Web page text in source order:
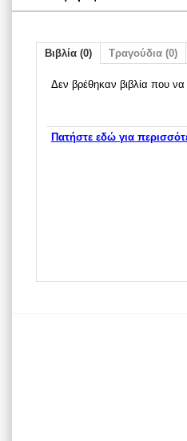
Βιβλία (0) Τραγούδια (0)
Δεν βρέθηκαν βιβλία που
Πατήστε εδώ για